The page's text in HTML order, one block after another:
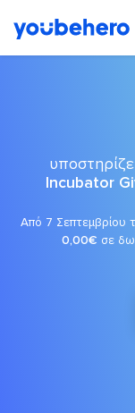
Incubator
Από 7 Σεπτεμβρίου
0,00€ σε